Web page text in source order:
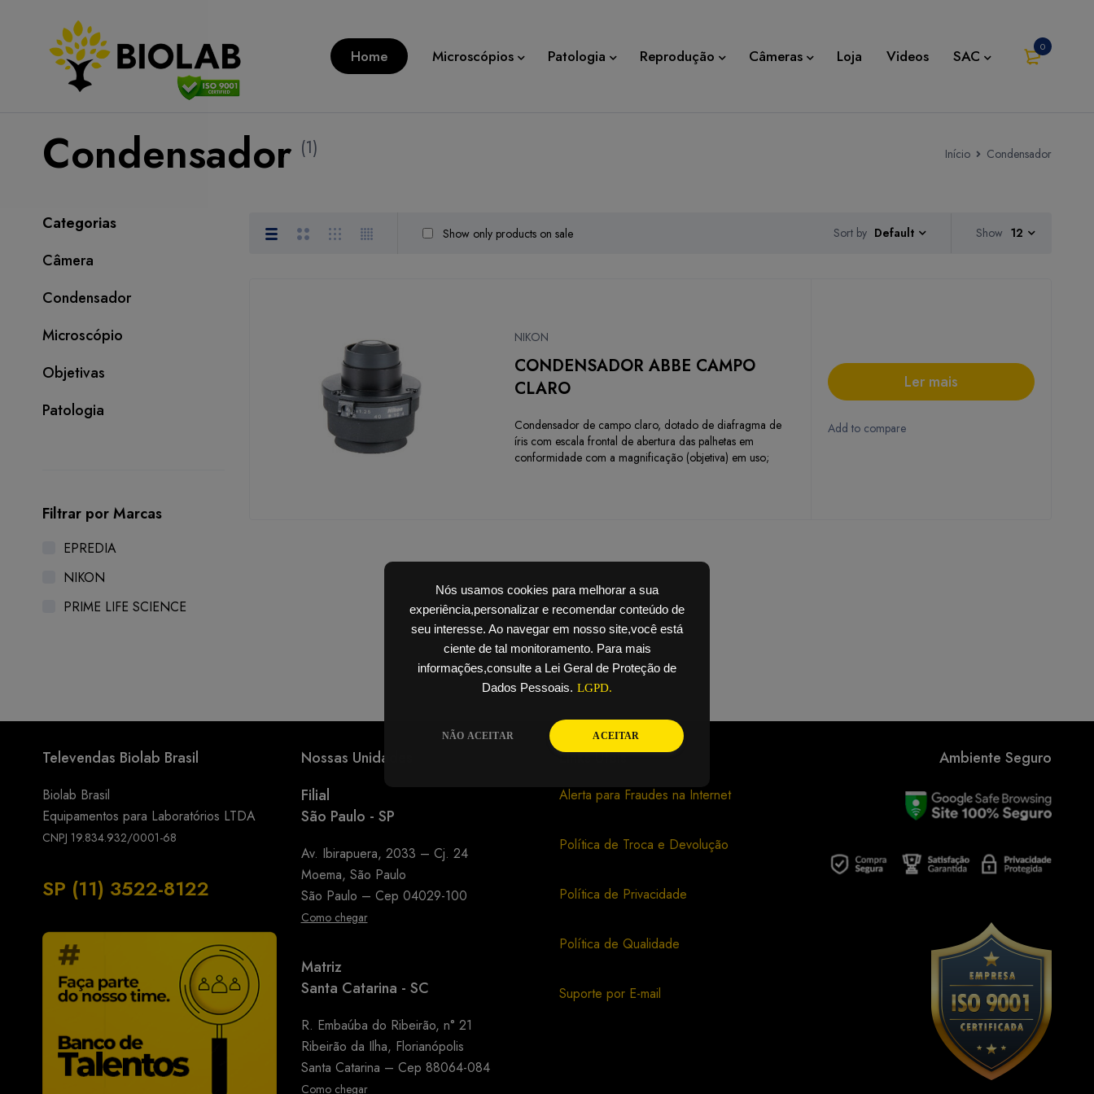
Nós usamos cookies para melhorar a sua
experiência,personalizar e recomendar conteúdo de
seu interesse. Ao navegar em nosso site,você está
ciente de tal monitoramento. Para mais
informações,consulte a Lei Geral de Proteção de
Dados Pessoais.
LGPD.
NÃO ACEITAR ACEITAR
0
Home Microscópios Patologia Reprodução Câmeras Loja Videos SAC
Início Condensador
Condensador (1)
Categorias
Câmera
Condensador
Microscópio
Objetivas
Patologia
Filtrar por Marcas
EPREDIA
NIKON
PRIME LIFE SCIENCE
Sort by Default
Show only products on sale Show 12
NIKON
CONDENSADOR ABBE CAMPO
CLARO
Condensador de campo claro, dotado de diafragma de
íris com escala frontal de abertura das palhetas em
conformidade com a magnificação (objetiva) em uso;
Ler mais
Televendas Biolab Brasil
Biolab Brasil
Equipamentos para Laboratórios LTDA
CNPJ 19.834.932/0001-68
SP (11) 3522-8122
Nossas Unidades
Filial
São Paulo - SP
Av. Ibirapuera, 2033 – Cj. 24
Moema, São Paulo
São Paulo – Cep 04029-100
Como chegar
Matriz
Santa Catarina - SC
R. Embaúba do Ribeirão, n° 21
Ribeirão da Ilha, Florianópolis
Santa Catarina – Cep 88064-084
Como chegar
Links Úteis
Alerta para Fraudes na Internet
Política de Troca e Devolução
Política de Privacidade
Política de Qualidade
Suporte por E-mail
Ambiente Seguro